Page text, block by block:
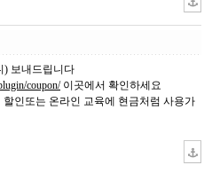
) 보내드립니다
coupon/이곳에서 확인하세요
인또는 온라인 교육에 현금처럼 사용가